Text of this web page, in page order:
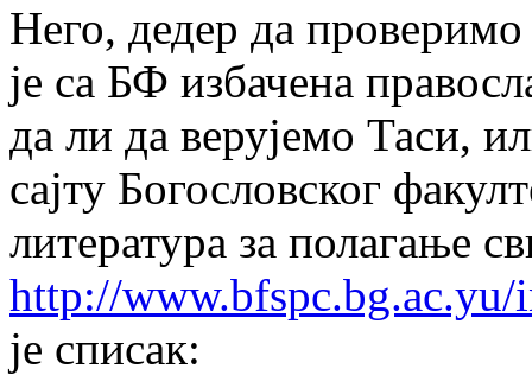
Него, дедер да проверимо
је са БФ избачена
да ли да верујемо Таси,
сајту Богословског
литература за полагање
http://www.bfspc.bg.ac.yu/
је списак: